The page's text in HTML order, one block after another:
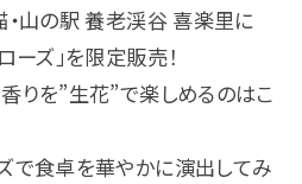
・山の駅 養老渓谷 喜楽里に
ーズ」を限定販売！
りを”生花”で楽しめるのはこ
で食卓を華やかに演出してみ